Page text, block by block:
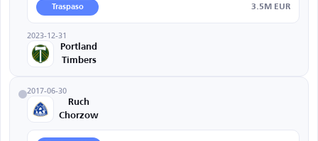
Traspaso 3.5M EUR
2023-12-31
Portland
Timbers
2017-06-30
Ruch
Chorzow